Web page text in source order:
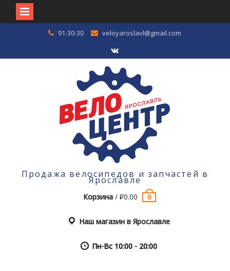
91-30-30 veloyaroslavl@gmail.com
VK
Продажа велосипедов и запчастей в
Ярославле
Корзина /₽0.00 0
Наш магазин в Ярославле
Пн-Вс 10:00 - 20:00